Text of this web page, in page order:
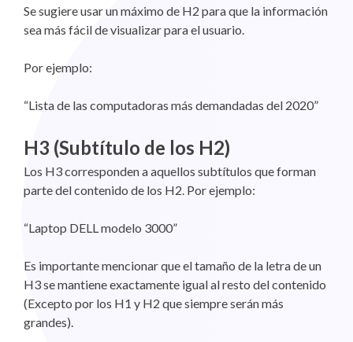
Se sugiere usar un máximo de H2 para que la información
sea más fácil de visualizar para el usuario.
Por ejemplo:
“Lista de las computadoras más demandadas del 2020”
H3 (Subtítulo de los H2)
Los H3 corresponden a aquellos subtítulos que forman
parte del contenido de los H2. Por ejemplo:
“Laptop DELL modelo 3000”
Es importante mencionar que el tamaño de la letra de un
H3 se mantiene exactamente igual al resto del contenido
(Excepto por los H1 y H2 que siempre serán más
grandes).